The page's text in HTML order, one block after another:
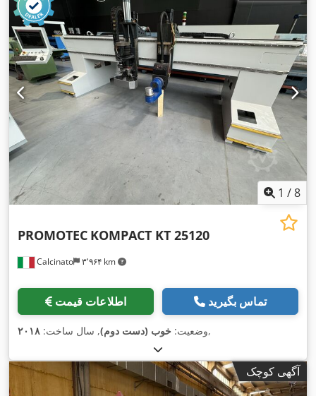
1 /8
Calcinato ۳٬۹۶۴ km
PROMOTEC KOMPACT KT 25120
اطلاعات قیمت تماس بگیرید
وضعیت: خوب (دست دوم), سال ساخت: ۲۰۱۸ ,
آگهی کوچک